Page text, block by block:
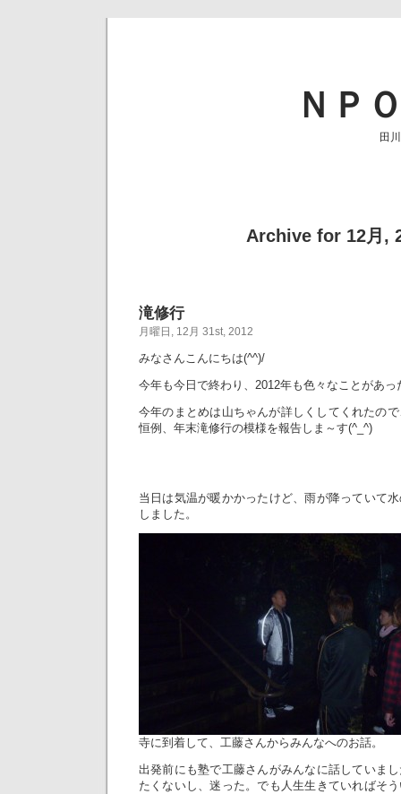
ＮＰ
田
Archive for 12月,
滝修行
月曜日, 12月 31st, 2012
みなさんこんにちは(^^)/
今年も今日で終わり、2012年も色々なことがあっ
今年のまとめは山ちゃんが詳しくしてくれたの
恒例、年末滝修行の模様を報告しま～す(^_^)
当日は気温が暖かかったけど、雨が降っていて
しました。
寺に到着して、工藤さんからみんなへのお話。
出発前にも塾で工藤さんがみんなに話していま
たくないし、迷った。でも人生生きていればそ